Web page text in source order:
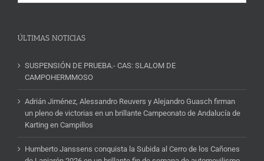
y
ÚLTIMAS NOTICIAS
SUSPENSIÓN DE PRUEBA.- CAS: SLALOM DE
CAMPOHERMMOSO
Adrián Jiménez, Alessandro Reuvers y Alejandro Guasch firman
un pleno de victorias en un brillante Campeonato de Andalucía de
Karting en Campillos
Humberto Janssens conquista la Subida al Cerro de los Cañones